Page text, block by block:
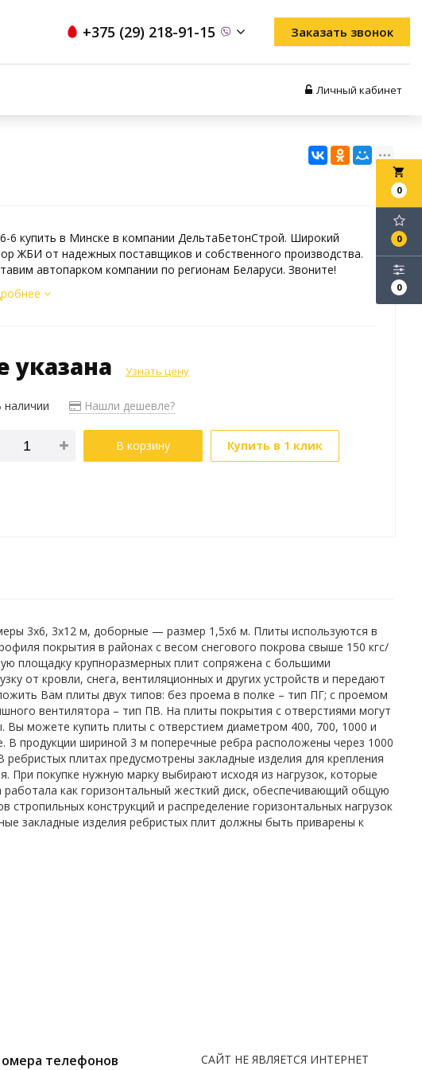
+375 (29) 218-91-15 Заказать звонок
Личный кабинет
local_grocery_store
0
0
0
6 купить в Минске в компании ДельтаБетонСтрой. Широкий
ЖБИ от надежных поставщиков и собственного производства.
автопарком компании по регионам Беларуси. Звоните!
указана Узнать цену
наличии Нашли дешевле?
В корзину Купить в 1 клик
3х6, 3х12 м, доборные — размер 1,5х6 м. Плиты используются в
покрытия в районах с весом снегового покрова свыше 150 кгс/
площадку крупноразмерных плит сопряжена с большими
от кровли, снега, вентиляционных и других устройств и передают
Вам плиты двух типов: без проема в полке – тип ПГ; с проемом
вентилятора – тип ПВ. На плиты покрытия с отверстиями могут
можете купить плиты с отверстием диаметром 400, 700, 1000 и
продукции шириной 3 м поперечные ребра расположены через 1000
плитах предусмотрены закладные изделия для крепления
При покупке нужную марку выбирают исходя из нагрузок, которые
как горизонтальный жесткий диск, обеспечивающий общую
стропильных конструкций и распределение горизонтальных нагрузок
закладные изделия ребристых плит должны быть приварены к
телефонов
САЙТ НЕ ЯВЛЯЕТСЯ ИНТЕРНЕТ